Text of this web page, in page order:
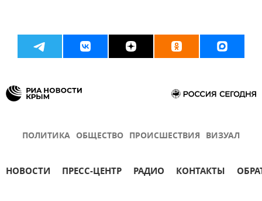
ПОЛИТИКА ОБЩЕСТВО ПРОИСШЕСТВИЯ ВИЗУАЛ
НОВОСТИ ПРЕСС-ЦЕНТР РАДИО КОНТАКТЫ